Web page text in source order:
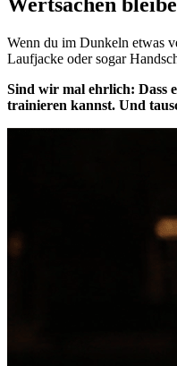
Wenn du im Dunkeln etwas
Laufjacke oder sogar
Sind wir mal ehrlich: Dass
trainieren kannst. Und